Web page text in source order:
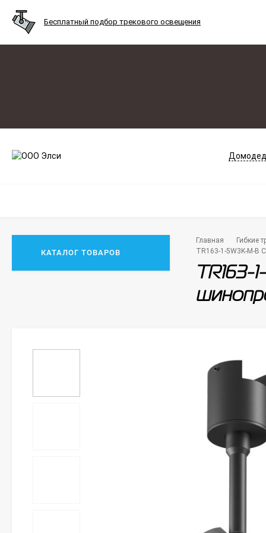
Бесплатный подбор трекового освещения
КАТАЛОГ ТОВАРОВ
Главная
Гибкие
TR163-1-5W3K-M-B
TR163-